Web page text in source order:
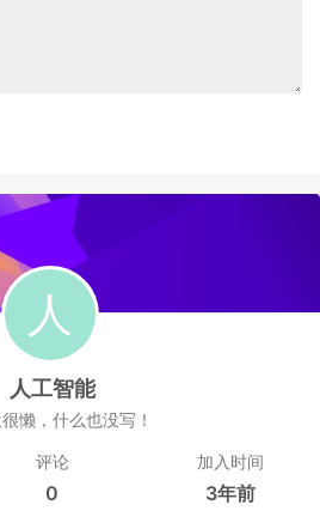
人工智能
懒，什么也没写！
评论
0
加入时间
3年前